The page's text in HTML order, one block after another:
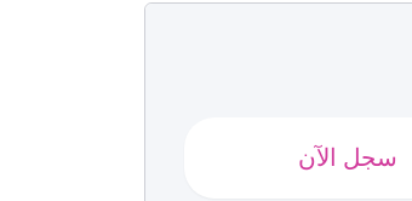
سجل الآن